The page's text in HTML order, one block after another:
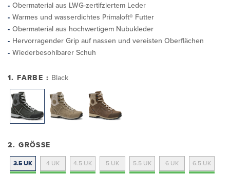
Obermaterial aus LWG-zertifziertem Leder
Warmes und wasserdichtes Primaloft® Futter
Obermaterial aus hochwertigem Nubukleder
Hervorragender Grip auf nassen und vereisten Oberflächen
Wiederbesohlbarer Schuh
1. FARBE : Black
2. GRÖSSE
3.5 UK 4 UK 4.5 UK 5 UK 5.5 UK 6 UK 6.5 UK